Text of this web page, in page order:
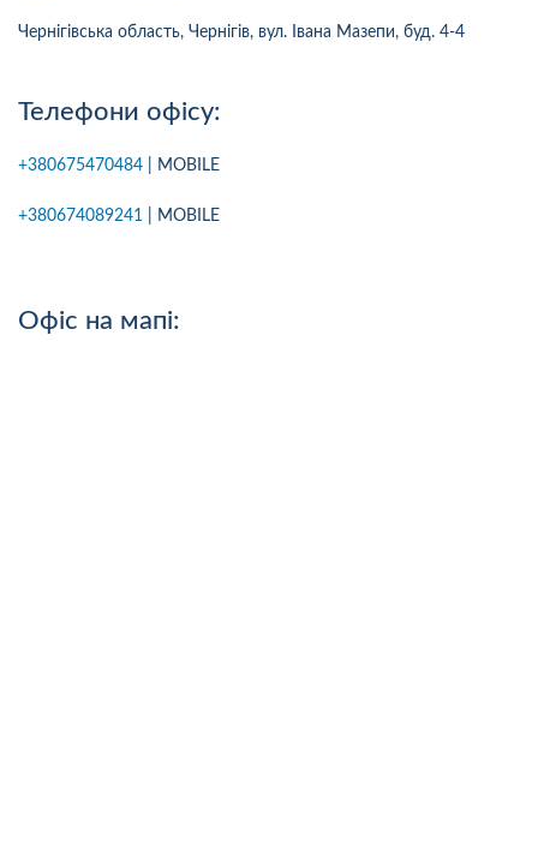
Чернігівська область, Чернігів, вул. Івана Мазепи, буд. 4-4
Телефони офісу:
+380675470484 | MOBILE
+380674089241 | MOBILE
Офіс на мапі: